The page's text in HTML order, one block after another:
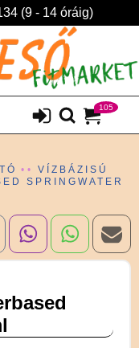
(9 - 14 óráig)
105
VÍZBÁZISÚ
SPRINGWATER